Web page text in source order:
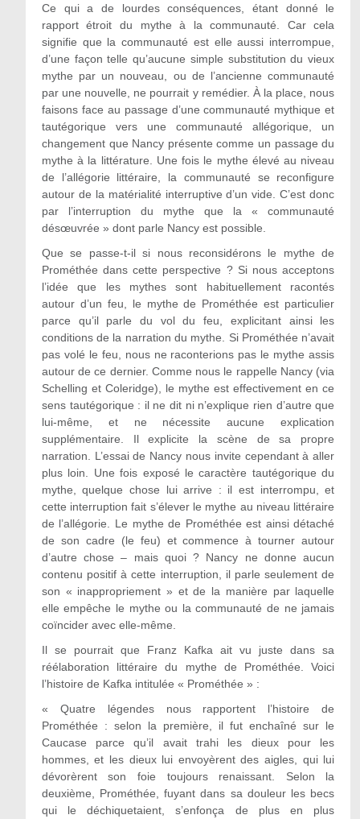
Ce qui a de lourdes conséquences, étant donné le
rapport étroit du mythe à la communauté. Car cela
signifie que la communauté est elle aussi interrompue,
d’une façon telle qu’aucune simple substitution du vieux
mythe par un nouveau, ou de l’ancienne communauté
par une nouvelle, ne pourrait y remédier. À la place, nous
faisons face au passage d’une communauté mythique et
tautégorique vers une communauté allégorique, un
changement que Nancy présente comme un passage du
mythe à la littérature. Une fois le mythe élevé au niveau
de l’allégorie littéraire, la communauté se reconfigure
autour de la matérialité interruptive d’un vide. C’est donc
par l’interruption du mythe que la « communauté
désœuvrée » dont parle Nancy est possible.
Que se passe-t-il si nous reconsidérons le mythe de
Prométhée dans cette perspective ? Si nous acceptons
l’idée que les mythes sont habituellement racontés
autour d’un feu, le mythe de Prométhée est particulier
parce qu’il parle du vol du feu, explicitant ainsi les
conditions de la narration du mythe. Si Prométhée n’avait
pas volé le feu, nous ne raconterions pas le mythe assis
autour de ce dernier. Comme nous le rappelle Nancy (via
Schelling et Coleridge), le mythe est effectivement en ce
sens tautégorique : il ne dit ni n’explique rien d’autre que
lui-même, et ne nécessite aucune explication
supplémentaire. Il explicite la scène de sa propre
narration. L’essai de Nancy nous invite cependant à aller
plus loin. Une fois exposé le caractère tautégorique du
mythe, quelque chose lui arrive : il est interrompu, et
cette interruption fait s’élever le mythe au niveau littéraire
de l’allégorie. Le mythe de Prométhée est ainsi détaché
de son cadre (le feu) et commence à tourner autour
d’autre chose – mais quoi ? Nancy ne donne aucun
contenu positif à cette interruption, il parle seulement de
son « inappropriement » et de la manière par laquelle
elle empêche le mythe ou la communauté de ne jamais
coïncider avec elle-même.
Il se pourrait que Franz Kafka ait vu juste dans sa
réélaboration littéraire du mythe de Prométhée. Voici
l’histoire de Kafka intitulée « Prométhée » :
« Quatre légendes nous rapportent l’histoire de
Prométhée : selon la première, il fut enchaîné sur le
Caucase parce qu’il avait trahi les dieux pour les
hommes, et les dieux lui envoyèrent des aigles, qui lui
dévorèrent son foie toujours renaissant. Selon la
deuxième, Prométhée, fuyant dans sa douleur les becs
qui le déchiquetaient, s’enfonça de plus en plus